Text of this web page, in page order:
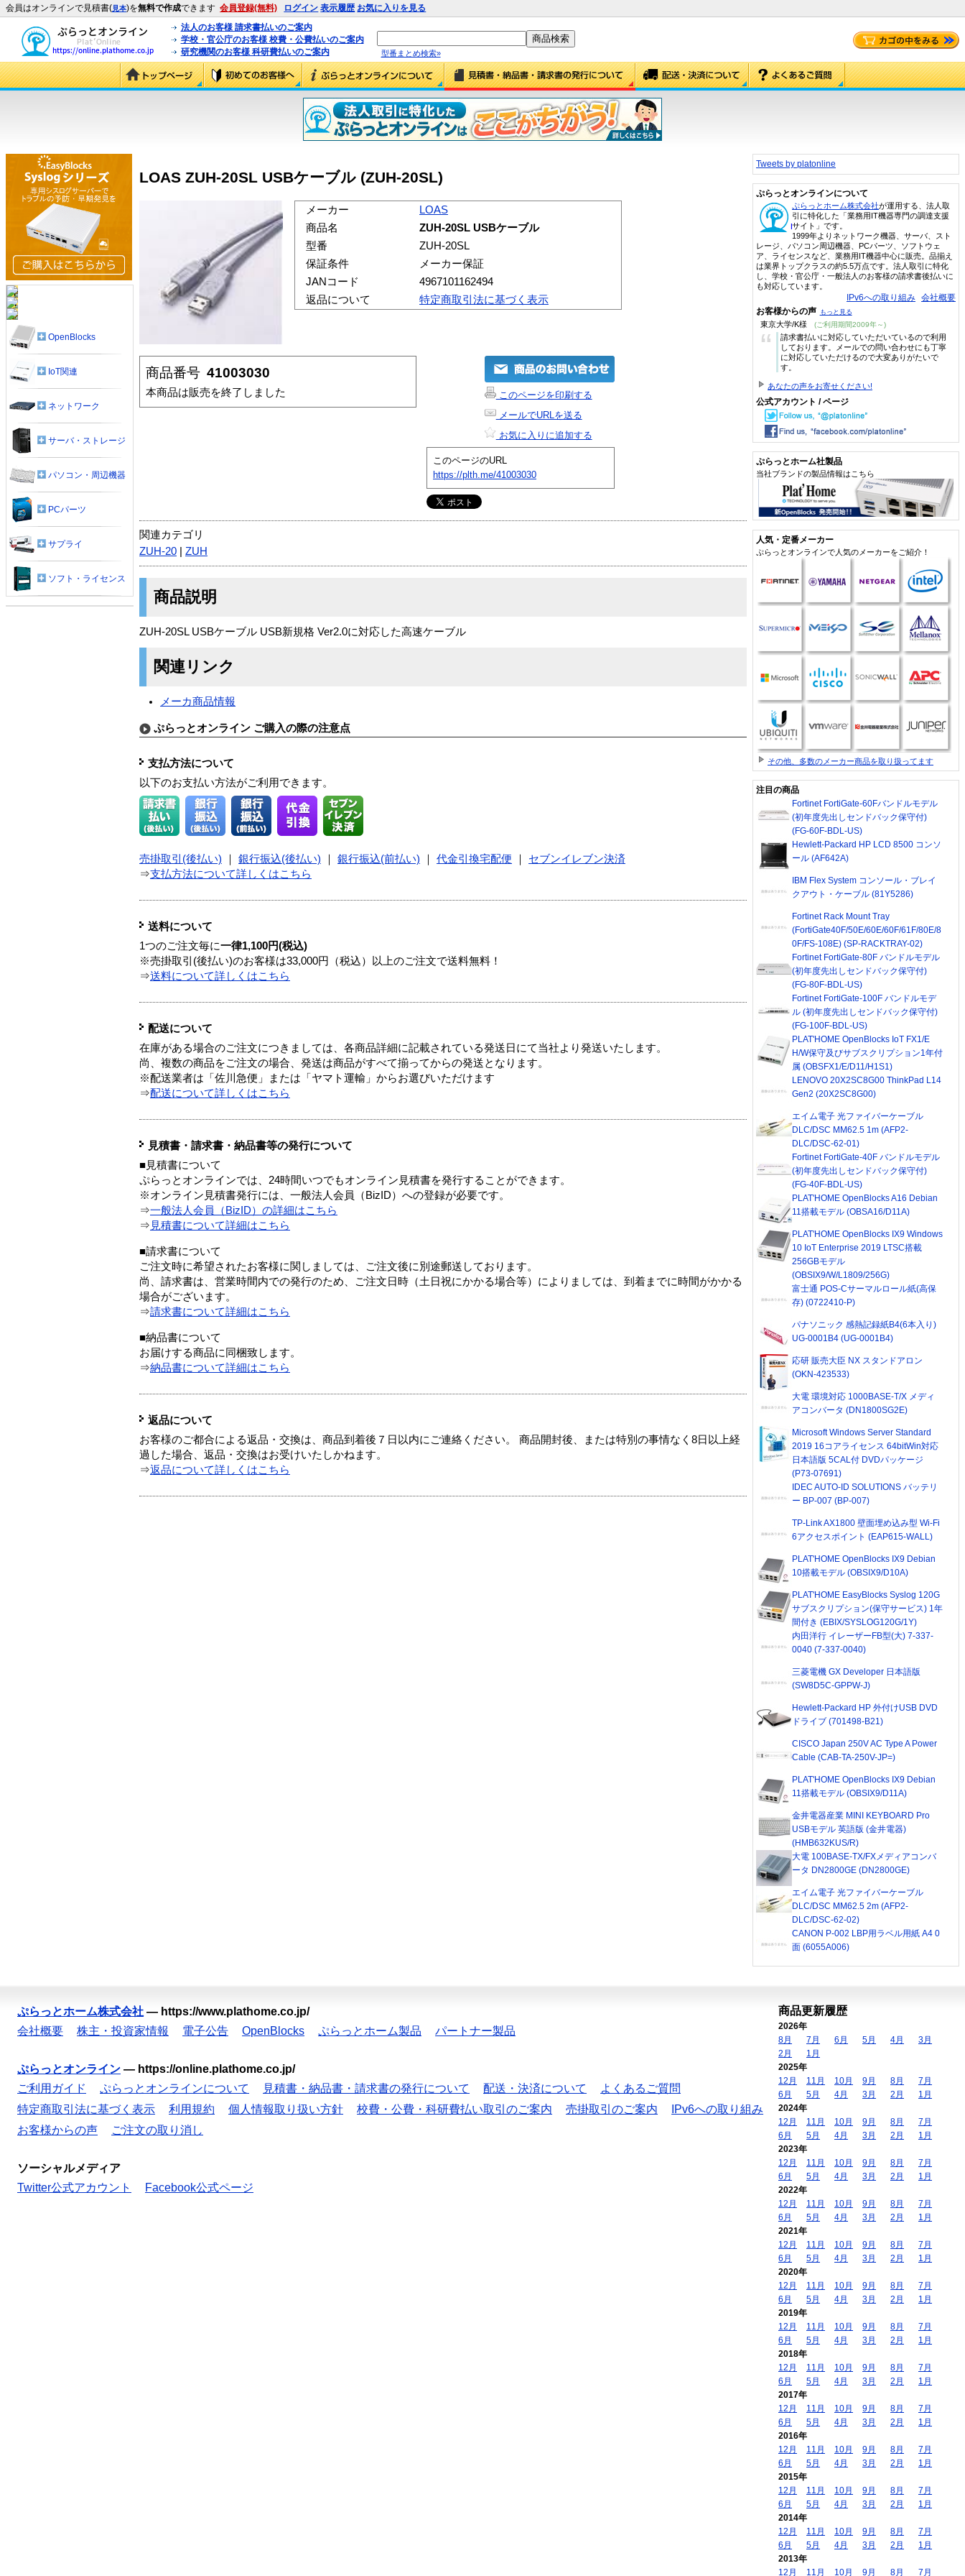
会員はオンラインで見積書(見本)を無料で作成できます 会員登録(無料) ログイン 表示履歴 お気に入りを見る
法人のお客様 請求書払いのご案内
学校・官公庁のお客様 校費・公費払いのご案内
研究機関のお客様 科研費払いのご案内
型番まとめ検索»
LOAS ZUH-20SL USBケーブル (ZUH-20SL)
メーカー
LOAS
商品名
ZUH-20SL USBケーブル
型番
ZUH-20SL
保証条件
メーカー保証
JANコード
4967101162494
返品について
特定商取引法に基づく表示
商品番号 41003030
本商品は販売を終了しました
このページを印刷する
メールでURLを送る
お気に入りに追加する
このページのURL
https://plth.me/41003030
関連カテゴリ
ZUH-20
ZUH
商品説明
ZUH-20SL USBケーブル USB新規格 Ver2.0に対応した高速ケーブル
関連リンク
メーカ商品情報
ぷらっとオンライン ご購入の際の注意点
支払方法について
以下のお支払い方法がご利用できます。
売掛取引(後払い) 銀行振込(後払い) 銀行振込(前払い) 代金引換宅配便
セブンイレブン決済
⇒支払方法について詳しくはこちら
送料について
1つのご注文毎に一律1,100円(税込)
※売掛取引(後払い)のお客様は33,000円（税込）以上のご注文で送料無料！
⇒送料について詳しくはこちら
配送について
在庫がある場合のご注文につきましては、各商品詳細に記載されている発送日にて当社より発送いたします。
尚、複数の商品をご注文の場合、発送は商品がすべて揃ってからの発送となります。
※配送業者は「佐川急便」または「ヤマト運輸」からお選びいただけます
⇒配送について詳しくはこちら
見積書・請求書・納品書等の発行について
■見積書について
ぷらっとオンラインでは、24時間いつでもオンライン見積書を発行することができます。
※オンライン見積書発行には、一般法人会員（BizID）への登録が必要です。
⇒一般法人会員（BizID）の詳細はこちら
⇒ 見積書について詳細はこちら
■請求書について
ご注文時に希望されたお客様に関しましては、ご注文後に別途郵送しております。
尚、請求書は、営業時間内での発行のため、ご注文日時（土日祝にかかる場合等）によりましては、到着までに時間がかかる
場合がございます。
⇒請求書について詳細はこちら
■納品書について
お届けする商品に同梱致します。
⇒納品書について詳細はこちら
返品について
お客様のご都合による返品・交換は、商品到着後７日以内にご連絡ください。 商品開封後、または特別の事情なく8日以上経
過した場合、返品・交換はお受けいたしかねます。
⇒返品について詳しくはこちら
OpenBlocks
IoT関連
ネットワーク
サーバ・ストレージ
パソコン・周辺機器
PCパーツ
サプライ
ソフト・ライセンス
Tweets by platonline
ぷらっとオンラインについて
ぷらっとホーム株式会社が運用する、法人取
引に特化した「業務用IT機器専門の調達支援
サイト」です。
1999年よりネットワーク機器、サーバ、スト
レージ、パソコン周辺機器、PCパーツ、ソフトウェ
ア、ライセンスなど、業務用IT機器中心に販売。品揃え
は業界トップクラスの約5.5万点です。法人取引に特化
し、学校・官公庁・一般法人のお客様の請求書後払いに
も対応しています。
IPv6への取り組み 会社概要
お客様からの声 もっと見る
東京大学/K様 (ご利用期間2009年～)
“
請求書払いに対応していただいているので利用
しております。メールでの問い合わせにも丁寧
に対応していただけるので大変ありがたいで
す。
あなたの声をお寄せください!
公式アカウント / ページ
ぷらっとホーム社製品
当社ブランドの製品情報はこちら
人気・定番メーカー
ぷらっとオンラインで人気のメーカーをご紹介！
その他、多数のメーカー商品を取り扱ってます
注目の商品
Fortinet FortiGate-60Fバンドルモデル
(初年度先出しセンドバック保守付)
(FG-60F-BDL-US)
Hewlett-Packard HP LCD 8500 コンソ
ール (AF642A)
IBM Flex System コンソール・ブレイ
クアウト・ケーブル (81Y5286)
Fortinet Rack Mount Tray
(FortiGate40F/50E/60E/60F/61F/80E/8
0F/FS-108E) (SP-RACKTRAY-02)
Fortinet FortiGate-80F バンドルモデル
(初年度先出しセンドバック保守付)
(FG-80F-BDL-US)
Fortinet FortiGate-100F バンドルモデ
ル (初年度先出しセンドバック保守付)
(FG-100F-BDL-US)
PLAT'HOME OpenBlocks IoT FX1/E
H/W保守及びサブスクリプション1年付
属 (OBSFX1/E/D11/H1S1)
LENOVO 20X2SC8G00 ThinkPad L14
Gen2 (20X2SC8G00)
エイム電子 光ファイバーケーブル
DLC/DSC MM62.5 1m (AFP2-
DLC/DSC-62-01)
Fortinet FortiGate-40F バンドルモデル
(初年度先出しセンドバック保守付)
(FG-40F-BDL-US)
PLAT'HOME OpenBlocks A16 Debian
11搭載モデル (OBSA16/D11A)
PLAT'HOME OpenBlocks IX9 Windows
10 IoT Enterprise 2019 LTSC搭載
256GBモデル
(OBSIX9/W/L1809/256G)
富士通 POS-Cサーマルロール紙(高保
存) (0722410-P)
パナソニック 感熱記録紙B4(6本入り)
UG-0001B4 (UG-0001B4)
応研 販売大臣 NX スタンドアロン
(OKN-423533)
大電 環境対応 1000BASE-T/X メディ
アコンバータ (DN1800SG2E)
Microsoft Windows Server Standard
2019 16コアライセンス 64bitWin対応
日本語版 5CAL付 DVDパッケージ
(P73-07691)
IDEC AUTO-ID SOLUTIONS バッテリ
ー BP-007 (BP-007)
TP-Link AX1800 壁面埋め込み型 Wi-Fi
6アクセスポイント (EAP615-WALL)
PLAT'HOME OpenBlocks IX9 Debian
10搭載モデル (OBSIX9/D10A)
PLAT'HOME EasyBlocks Syslog 120G
サブスクリプション(保守サービス) 1年
間付き (EBIX/SYSLOG120G/1Y)
内田洋行 イレーザーFB型(大) 7-337-
0040 (7-337-0040)
三菱電機 GX Developer 日本語版
(SW8D5C-GPPW-J)
Hewlett-Packard HP 外付けUSB DVD
ドライブ (701498-B21)
CISCO Japan 250V AC Type A Power
Cable (CAB-TA-250V-JP=)
PLAT'HOME OpenBlocks IX9 Debian
11搭載モデル (OBSIX9/D11A)
金井電器産業 MINI KEYBOARD Pro
USBモデル 英語版 (金井電器)
(HMB632KUS/R)
大電 100BASE-TX/FXメディアコンバ
ータ DN2800GE (DN2800GE)
エイム電子 光ファイバーケーブル
DLC/DSC MM62.5 2m (AFP2-
DLC/DSC-62-02)
CANON P-002 LBP用ラベル用紙 A4 0
面 (6055A006)
ぷらっとホーム株式会社 — https://www.plathome.co.jp/
会社概要
株主・投資家情報 電子公告 OpenBlocks ぷらっとホーム製品 パートナー製品
ぷらっとオンライン — https://online.plathome.co.jp/
ご利用ガイド
ぷらっとオンラインについて 見積書・納品書・請求書の発行について 配送・決済について
よくあるご質問
特定商取引法に基づく表示
利用規約 個人情報取り扱い方針 校費・公費・科研費払い取引のご案内 売掛取引のご案内
IPv6への取り組み
お客様からの声
ご注文の取り消し
ソーシャルメディア
Twitter公式アカウント
Facebook公式ページ
商品更新履歴
2026年
8月
7月 6月 5月 4月
3月
2月
1月
2025年
12月
11月 10月 9月 8月
7月
6月
5月 4月 3月 2月
1月
2024年
12月
11月 10月 9月 8月
7月
6月
5月 4月 3月 2月
1月
2023年
12月
11月 10月 9月 8月
7月
6月
5月 4月 3月 2月
1月
2022年
12月
11月 10月 9月 8月
7月
6月
5月 4月 3月 2月
1月
2021年
12月
11月 10月 9月 8月
7月
6月
5月 4月 3月 2月
1月
2020年
12月
11月 10月 9月 8月
7月
6月
5月 4月 3月 2月
1月
2019年
12月
11月 10月 9月 8月
7月
6月
5月 4月 3月 2月
1月
2018年
12月
11月 10月 9月 8月
7月
6月
5月 4月 3月 2月
1月
2017年
12月
11月 10月 9月 8月
7月
6月
5月 4月 3月 2月
1月
2016年
12月
11月 10月 9月 8月
7月
6月
5月 4月 3月 2月
1月
2015年
12月
11月 10月 9月 8月
7月
6月
5月 4月 3月 2月
1月
2014年
12月
11月 10月 9月 8月
7月
6月
5月 4月 3月 2月
1月
2013年
12月
11月 10月 9月 8月 7月